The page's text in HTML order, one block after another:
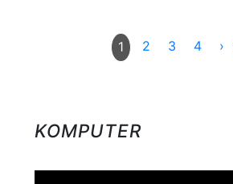
1 2 3 4 ›
KOMPUTER